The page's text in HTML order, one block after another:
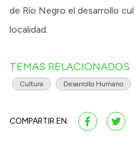
de Río Negro el desarrollo
localidad.
TEMAS RELACIONADOS
Cultura Desarrollo Humano
COMPARTIR EN: